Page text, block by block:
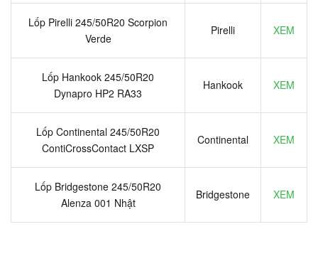
Lốp Pirelli 245/50R20 Scorpion
Verde
Pirelli XEM
Lốp Hankook 245/50R20
Dynapro HP2 RA33
Hankook XEM
Lốp Continental 245/50R20
ContiCrossContact LXSP
Continental XEM
Lốp Bridgestone 245/50R20
Alenza 001 Nhật
Bridgestone XEM